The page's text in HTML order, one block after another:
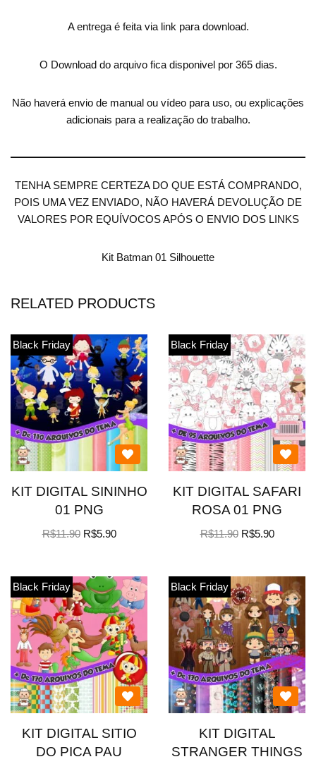
A entrega é feita via link para download.
O Download do arquivo fica disponivel por 365 dias.
Não haverá envio de manual ou vídeo para uso, ou explicações
adicionais para a realização do trabalho.
TENHA SEMPRE CERTEZA DO QUE ESTÁ COMPRANDO,
POIS UMA VEZ ENVIADO, NÃO HAVERÁ DEVOLUÇÃO DE
VALORES POR EQUÍVOCOS APÓS O ENVIO DOS LINKS
Kit Batman 01 Silhouette
RELATED PRODUCTS
Black Friday
KIT DIGITAL SININHO
01 PNG
R$11.90 R$5.90
Black Friday
KIT DIGITAL SAFARI
ROSA 01 PNG
R$11.90 R$5.90
Black Friday
KIT DIGITAL SITIO
DO PICA PAU
Black Friday
KIT DIGITAL
STRANGER THINGS